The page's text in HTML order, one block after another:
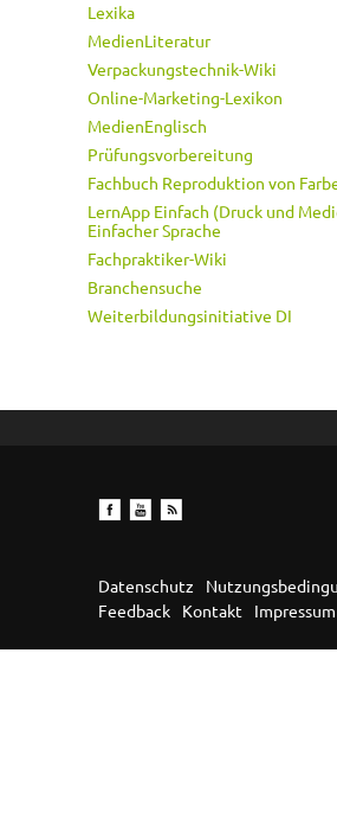
Lexika
MedienLiteratur
Verpackungstechnik-Wiki
Online-Marketing-Lexikon
MedienEnglisch
Prüfungsvorbereitung
Fachbuch Reproduktion von
LernApp Einfach (Druck und
Einfacher Sprache
Fachpraktiker-Wiki
Branchensuche
Weiterbildungsinitiative DI
Datenschutz
Feedback
Kontakt Impressum